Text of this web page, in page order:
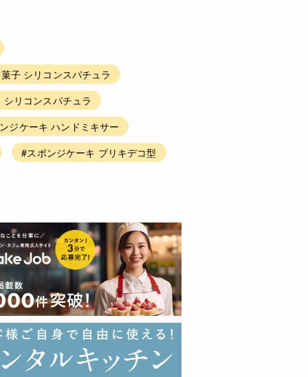
子 シリコンスパチュラ
リコンスパチュラ
ジケーキ ハンドミキサー
#スポンジケーキ ブリキデコ型